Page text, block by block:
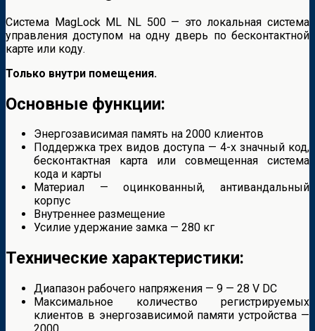
Система MagLock ML NL 500 — это локальная система
управления доступом на одну дверь по бесконтактной
карте или коду.
Только внутри помещения.
Основные функции:
Энергозависимая память на 2000 клиентов
Поддержка трех видов доступа — 4-х значный код,
бесконтактная карта или совмещенная система
кода и карты
Материал — оцинкованный, антивандальный
корпус
Внутреннее размещение
Усилие удержание замка — 280 кг
Технические характеристики:
Диапазон рабочего напряжения — 9 — 28 V DC
Максимальное количество регистрируемых
клиентов в энергозависимой памяти устройства —